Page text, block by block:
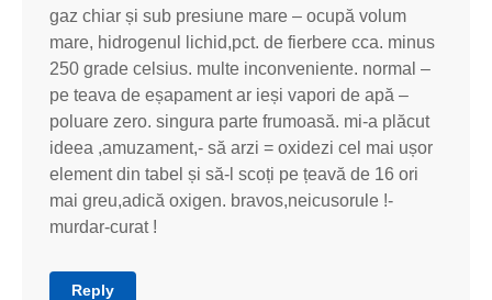
gaz chiar și sub presiune mare – ocupă volum
mare, hidrogenul lichid,pct. de fierbere cca. minus
250 grade celsius. multe inconveniente. normal –
pe teava de eșapament ar ieși vapori de apă –
poluare zero. singura parte frumoasă. mi-a plăcut
ideea ,amuzament,- să arzi = oxidezi cel mai ușor
element din tabel și să-l scoți pe țeavă de 16 ori
mai greu,adică oxigen. bravos,neicusorule !-
murdar-curat !
Reply